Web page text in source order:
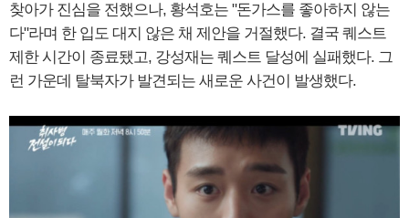
찾아가 진심을 전했으나, 황석호는 "돈가스를 좋아하지 않는
다"라며 한 입도 대지 않은 채 제안을 거절했다. 결국 퀘스트
제한 시간이 종료됐고, 강성재는 퀘스트 달성에 실패했다. 그
런 가운데 탈북자가 발견되는 새로운 사건이 발생했다.